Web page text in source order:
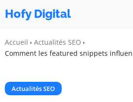
Hofy Digital
Accueil
Actualités SEO
Comment les featured snippets
Actualités SEO